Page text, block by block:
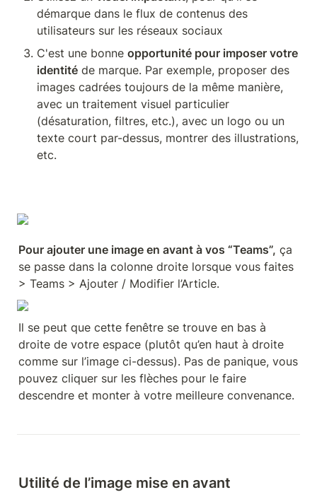
démarque dans le flux de contenus des
utilisateurs sur les réseaux sociaux
C'est une bonne opportunité pour imposer votre
identité de marque. Par exemple, proposer des
images cadrées toujours de la même manière,
avec un traitement visuel particulier
(désaturation, filtres, etc.), avec un logo ou un
texte court par-dessus, montrer des illustrations,
etc.
Pour ajouter une image en avant à vos “Teams”, ça
se passe dans la colonne droite lorsque vous faites
> Teams > Ajouter / Modifier l’Article.
Il se peut que cette fenêtre se trouve en bas à
droite de votre espace (plutôt qu’en haut à droite
comme sur l’image ci-dessus). Pas de panique, vous
pouvez cliquer sur les flèches pour le faire
descendre et monter à votre meilleure convenance.
Utilité de l’image mise en avant